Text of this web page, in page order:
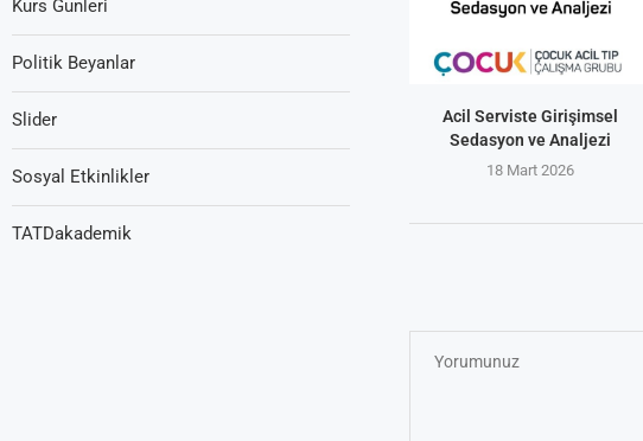
Acil Serviste Girişimsel
Sedasyon ve Analjezi
18 Mart 2026
Kurs Gunleri
Politik Beyanlar
Slider
Sosyal Etkinlikler
TATDakademik